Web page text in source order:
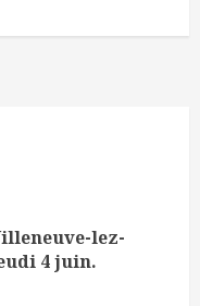
lez-
4 juin.